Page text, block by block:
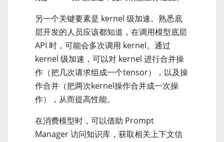
另一个关键要素是 kernel 级加速。熟悉底
层开发的人员应该都知道，在调用模型底层
API 时，可能会多次调用 kernel。通过
kernel 级加速，可以对 kernel 进行合并操
作（把几次请求组成一个tensor），以及操
作合并（把两次kernel操作合并成一次操
作），从而提高性能。
在消费模型时，可以借助 Prompt
Manager 访问知识库，获取相关上下文信